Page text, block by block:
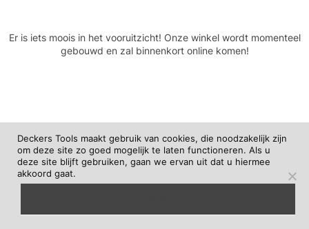
Er is iets moois in het vooruitzicht! Onze winkel wordt momenteel
gebouwd en zal binnenkort online komen!
Deckers Tools maakt gebruik van cookies, die noodzakelijk zijn
om deze site zo goed mogelijk te laten functioneren. Als u
deze site blijft gebruiken, gaan we ervan uit dat u hiermee
akkoord gaat.